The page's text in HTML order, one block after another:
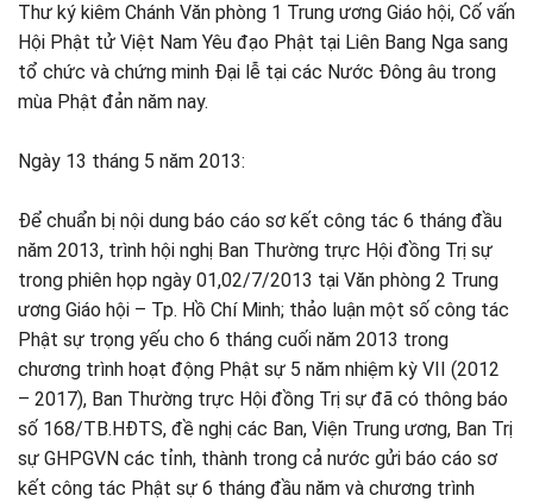
Thư ký kiêm Chánh Văn phòng 1 Trung ương Giáo hội, Cố vấn
Hội Phật tử Việt Nam Yêu đạo Phật tại Liên Bang Nga sang
tổ chức và chứng minh Đại lễ tại các Nước Đông âu trong
mùa Phật đản năm nay.
Ngày 13 tháng 5 năm 2013:
Để chuẩn bị nội dung báo cáo sơ kết công tác 6 tháng đầu
năm 2013, trình hội nghị Ban Thường trực Hội đồng Trị sự
trong phiên họp ngày 01,02/7/2013 tại Văn phòng 2 Trung
ương Giáo hội – Tp. Hồ Chí Minh; thảo luận một số công tác
Phật sự trọng yếu cho 6 tháng cuối năm 2013 trong
chương trình hoạt động Phật sự 5 năm nhiệm kỳ VII (2012
– 2017), Ban Thường trực Hội đồng Trị sự đã có thông báo
số 168/TB.HĐTS, đề nghị các Ban, Viện Trung ương, Ban Trị
sự GHPGVN các tỉnh, thành trong cả nước gửi báo cáo sơ
kết công tác Phật sự 6 tháng đầu năm và chương trình